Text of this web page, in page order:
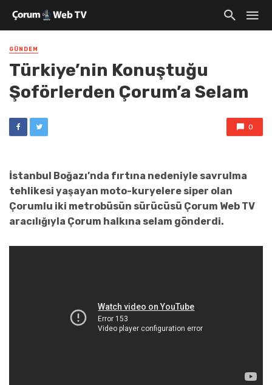
GÜNDEM
Türkiye’nin Konuştuğu
Şoförlerden Çorum’a Selam
0
İstanbul Boğazı’nda fırtına nedeniyle savrulma
tehlikesi yaşayan moto-kuryelere siper olan
Çorumlu iki metrobüsün sürücüsü Çorum Web TV
aracılığıyla Çorum halkına selam gönderdi.